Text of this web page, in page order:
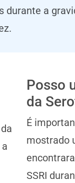
durante a
Posso
da
É
mostrado
SSRI